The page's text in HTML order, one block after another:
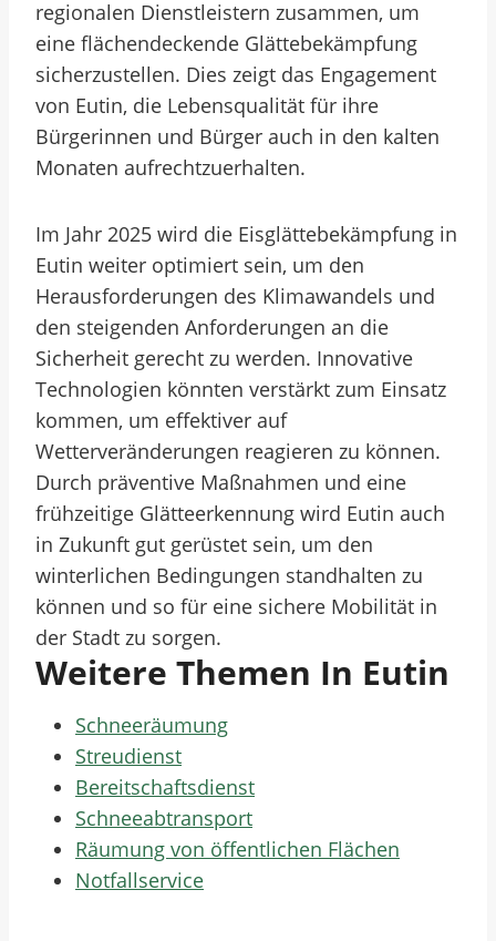
regionalen Dienstleistern zusammen, um
eine flächendeckende Glättebekämpfung
sicherzustellen. Dies zeigt das Engagement
von Eutin, die Lebensqualität für ihre
Bürgerinnen und Bürger auch in den kalten
Monaten aufrechtzuerhalten.
Im Jahr 2025 wird die Eisglättebekämpfung in
Eutin weiter optimiert sein, um den
Herausforderungen des Klimawandels und
den steigenden Anforderungen an die
Sicherheit gerecht zu werden. Innovative
Technologien könnten verstärkt zum Einsatz
kommen, um effektiver auf
Wetterveränderungen reagieren zu können.
Durch präventive Maßnahmen und eine
frühzeitige Glätteerkennung wird Eutin auch
in Zukunft gut gerüstet sein, um den
winterlichen Bedingungen standhalten zu
können und so für eine sichere Mobilität in
der Stadt zu sorgen.
Weitere Themen In Eutin
Schneeräumung
Streudienst
Bereitschaftsdienst
Schneeabtransport
Räumung von öffentlichen Flächen
Notfallservice